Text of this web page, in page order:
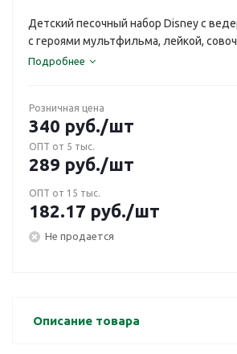
Детский песочный набор Disney с
с героями мультфильма, лейкой,
Подробнее
Розничная цена
340 руб./шт
ОПТ от 5 тыс.
289 руб./шт
ОПТ от 15 тыс.
182.17 руб./шт
Не продается
Описание товара